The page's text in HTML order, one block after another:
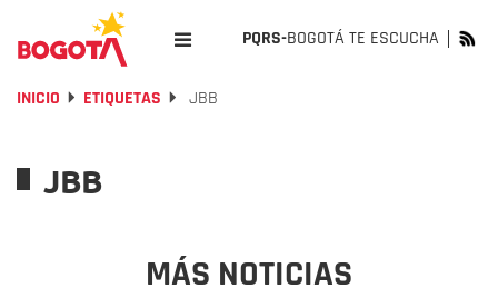
PQRS-BOGOTÁ TE ESCUCHA
INICIO ETIQUETAS JBB
JBB
MÁS NOTICIAS